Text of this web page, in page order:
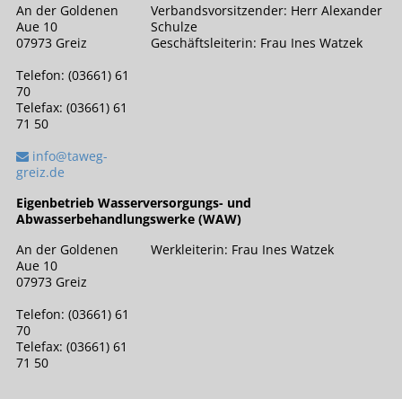
An der Goldenen
Aue 10
07973 Greiz
Telefon: (03661) 61
70
Telefax: (03661) 61
71 50
info@taweg-
greiz.de
Verbandsvorsitzender: Herr Alexander
Schulze
Geschäftsleiterin: Frau Ines Watzek
Eigenbetrieb Wasserversorgungs- und
Abwasserbehandlungswerke (WAW)
An der Goldenen
Aue 10
07973 Greiz
Telefon: (03661) 61
70
Telefax: (03661) 61
71 50
Werkleiterin: Frau Ines Watzek